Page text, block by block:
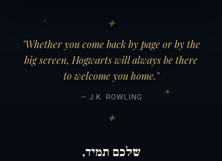
"Whether you come back by page or by the
big screen, Hogwarts will always be there
to welcome you home."
— J.K. ROWLING
שלכם תמיד,